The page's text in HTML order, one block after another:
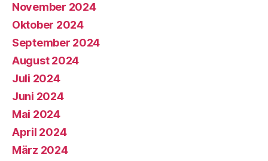
November 2024
Oktober 2024
September 2024
August 2024
Juli 2024
Juni 2024
Mai 2024
April 2024
März 2024